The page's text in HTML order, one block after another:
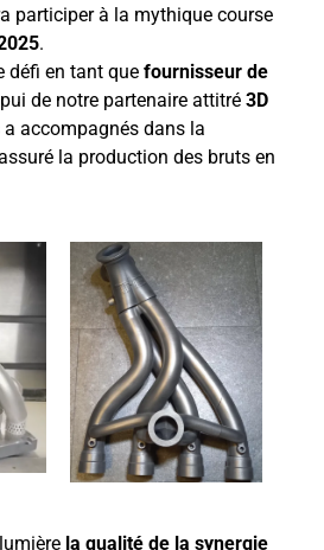
participer à la mythique course
.
défi en tant quefournisseur de
de notre partenaire attitré3D
accompagnés dans la
la production des bruts en
la qualité de la synergie